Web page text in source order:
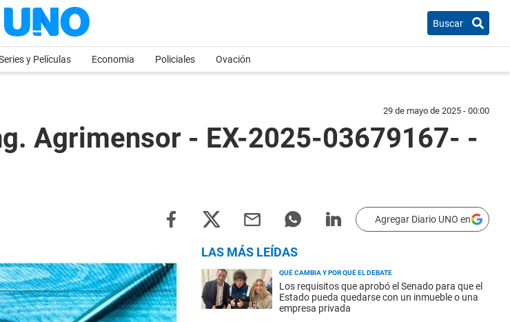
Buscar
y Películas Economia Policiales Ovación
29 de mayo de 2025 - 00:00
Agrimensor - EX-2025-03679167- -
Agregar Diario UNO en
LAS MÁS LEÍDAS
QUÉ CAMBIA Y POR QUÉ EL DEBATE
Los requisitos que aprobó el Senado para que el
Estado pueda quedarse con un inmueble o una
empresa privada